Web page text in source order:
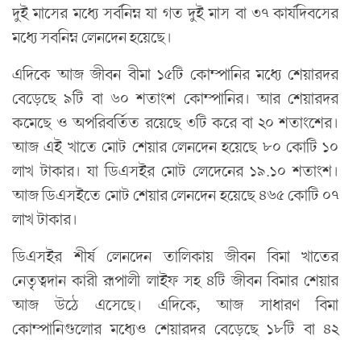
দুই মাসের মধ্যে সর্বনিম্ন যা গত দুই মাস বা ৩৭ কার্যদিবসের
মধ্যে সবনিম্ন লেনদেন হয়েছে।
এদিকে আজ জীবন বীমা ১৫টি কোম্পানির মধ্যে শেয়ারদর
বেড়েছে ৯টি বা ৬০ শতাংশ কোম্পানির। আর শেয়ারদর
কমেছে ও অপরিবর্তিত রয়েছে ৩টি করে বা ২০ শতাংশের।
আজ এই খাতে মোট শেয়ার লেনদেন হয়েছে ৮০ কোটি ১০
লাখ টাকার। যা ডিএসইর মোট লেদেনের ১৯.১০ শতাংশ।
আজ ডিএসইতে মোট শেয়ার লেনদেন হয়েছে ৪৬৫ কোটি ০৭
লাখ টাকার।
ডিএসইর শীর্ষ লেনদেন তালিকায় জীবন বিমা খাতের
নেতৃত্বদান কারী রূপালী লাইফ সহ ৪টি জীবন বিমার শেয়ার
আজ উঠে এসেছে। এদিকে, আজ সাধারণ বিমা
কোম্পানিগুলোর মধ্যেও শেয়ারদর বেড়েছে ১৮টি বা ৪২